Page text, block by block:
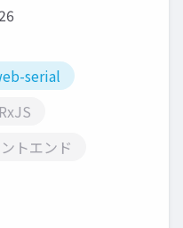
serial
トエンド